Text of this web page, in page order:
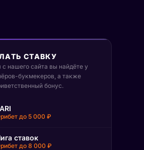
СТАВКУ
с нашего сайта вы найдёте у
букмекеров, а также
бонус.
до 5 000 ₽
ставок
до 8 000 ₽